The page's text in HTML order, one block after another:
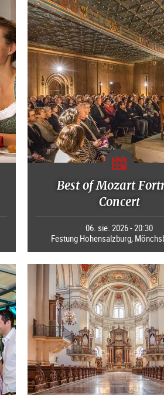
Best of Mozart
Concert
06. sie. 2026 - 20:30
Festung Hohensalzburg,